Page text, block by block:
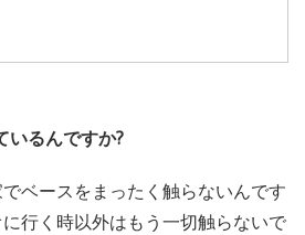
いるんですか?
ベースをまったく触らないんです
行く時以外はもう一切触らないで